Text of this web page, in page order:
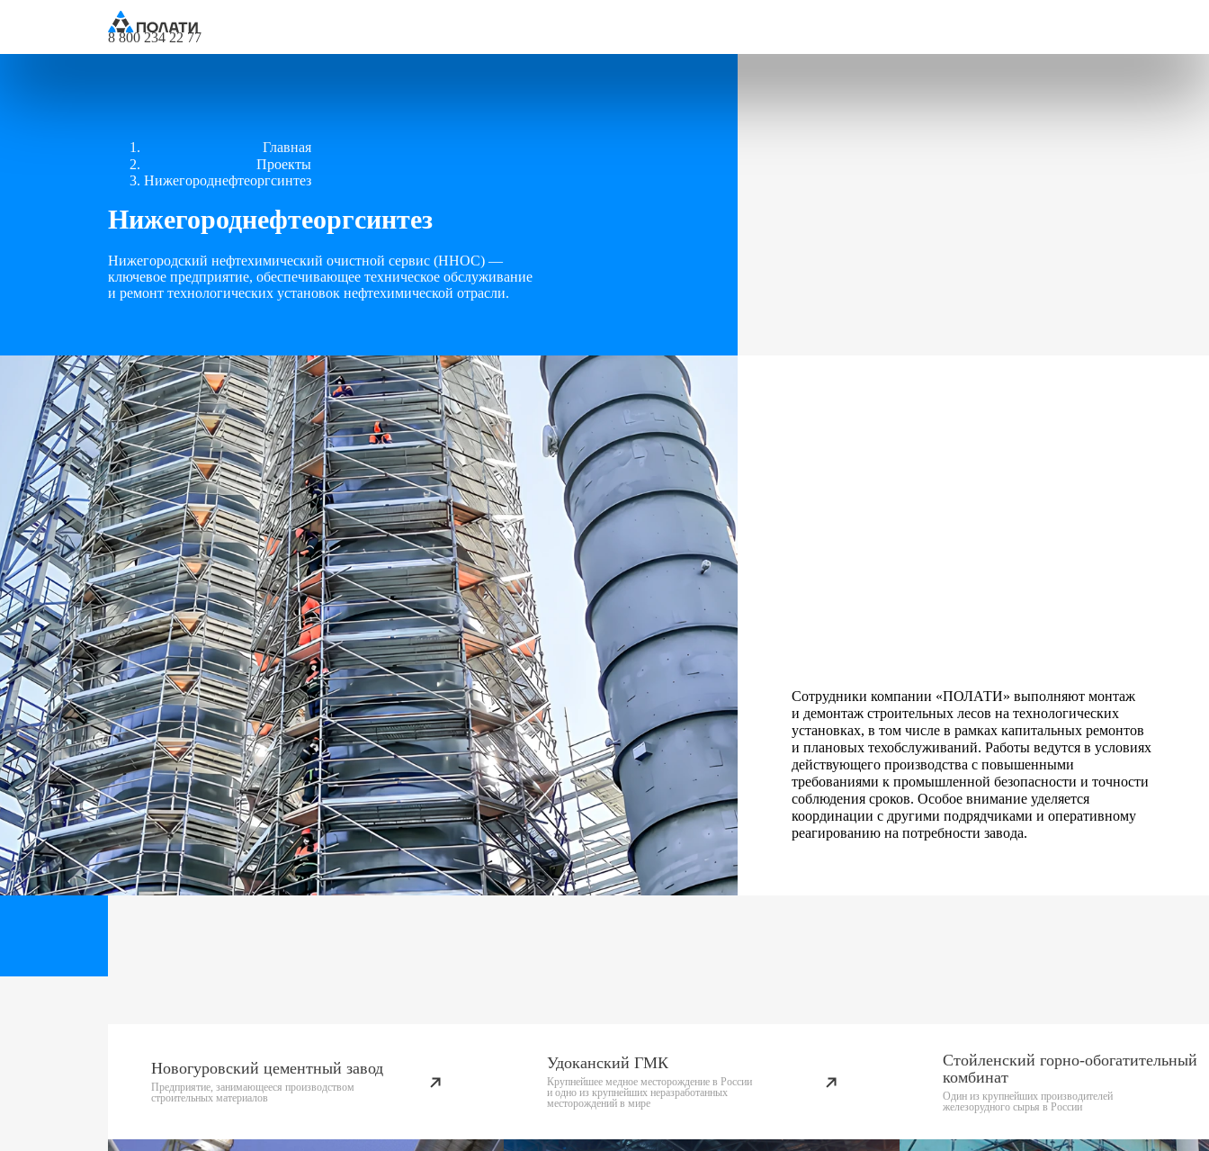
8 800 234 22 77
Главная
Проекты
Нижегороднефтеоргсинтез
Нижегороднефтеоргсинтез
Нижегородский нефтехимический очистной сервис (ННОС) —
ключевое предприятие, обеспечивающее техническое обслуживание
и ремонт технологических установок нефтехимической отрасли.
Сотрудники компании «ПОЛАТИ» выполняют монтаж
и демонтаж строительных лесов на технологических
установках, в том числе в рамках капитальных ремонтов
и плановых техобслуживаний. Работы ведутся в условиях
действующего производства с повышенными
требованиями к промышленной безопасности и точности
соблюдения сроков. Особое внимание уделяется
координации с другими подрядчиками и оперативному
реагированию на потребности завода.
Новогуровский цементный завод
Предприятие, занимающееся производством
строительных материалов
Удоканский ГМК
Крупнейшее медное месторождение в России
и одно из крупнейших неразработанных
месторождений в мире
Стойленский горно-обогатительный
комбинат
Один из крупнейших производителей
железорудного сырья в России